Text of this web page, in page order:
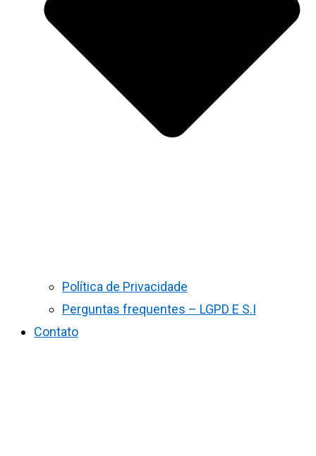
Política de Privacidade
Perguntas frequentes – LGPD E S.I
Contato